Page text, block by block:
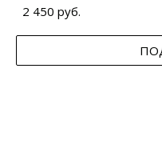
2 450 руб.